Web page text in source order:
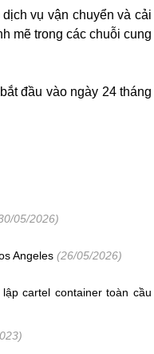
vụ vận chuyển và cải
mẽ trong các chuỗi cung
đầu vào ngày 24 tháng
05/2026)
Angeles (26/05/2026)
cartel container toàn cầu